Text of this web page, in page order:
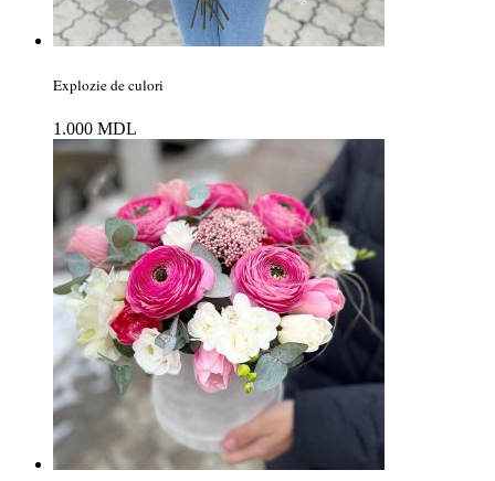
Explozie de culori
1.000 MDL